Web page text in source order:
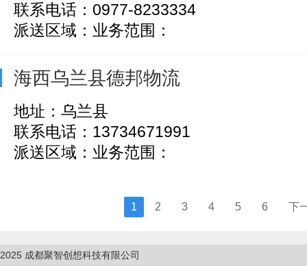
联系电话：0977-8233334
派送区域：业务范围：
海西乌兰县德邦物流
地址：乌兰县
联系电话：13734671991
派送区域：业务范围：
1 2 3 4 5 6 下
2025 成都聚智创想科技有限公司